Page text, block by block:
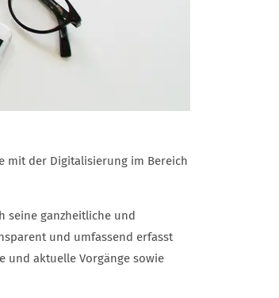
mit der Digitalisierung im Bereich
seine ganzheitliche und
und umfassend erfasst
und aktuelle Vorgänge sowie